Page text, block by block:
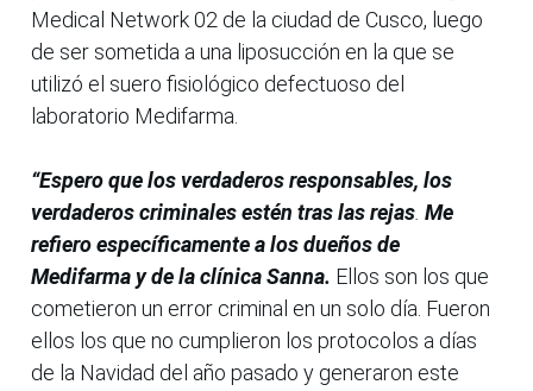
Medical Network 02 de la ciudad de Cusco, luego
de ser sometida a una liposucción en la que se
utilizó el suero fisiológico defectuoso del
laboratorio Medifarma.
“Espero que los verdaderos responsables, los
verdaderos criminales estén tras las rejas. Me
refieroespecíficamente a los dueños de
Medifarma y de la clínica Sanna. Ellos son los que
cometieron un error criminal en un solo día. Fueron
ellos los que no cumplieron los protocolos a días
de la Navidad del año pasado y generaron este